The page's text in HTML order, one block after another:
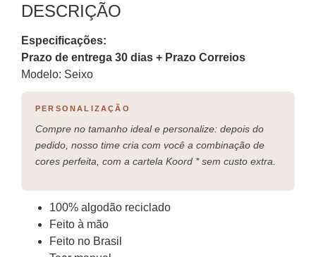
DESCRIÇÃO
Especificações:
Prazo de entrega 30 dias + Prazo Correios
Modelo: Seixo
PERSONALIZAÇÃO
Compre no tamanho ideal e personalize: depois do
pedido, nosso time cria com você a combinação de
cores perfeita, com a cartela Koord * sem custo extra.
100% algodão reciclado
Feito à mão
Feito no Brasil